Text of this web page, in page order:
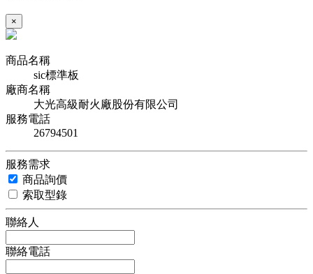
×
商品名稱
sic標準板
廠商名稱
大光高級耐火廠股份有限公司
服務電話
26794501
服務需求
商品詢價
索取型錄
聯絡人
聯絡電話